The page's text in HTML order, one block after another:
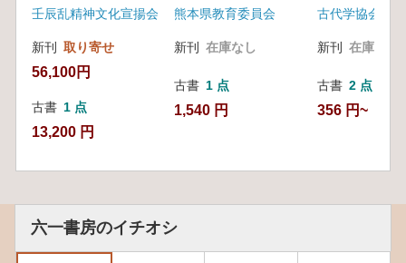
壬辰乱精神文化宣揚会
新刊 取り寄せ
56,100円
古書 1 点
13,200 円
熊本県教育委員会
新刊 在庫なし
古書 1 点
1,540 円
古代学協会
新刊 在庫なし
古書 2 点
356 円~
六一書房のイチオシ